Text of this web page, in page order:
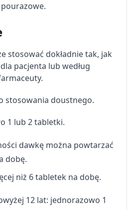
stosować dokładnie tak, jak
pacjenta lub według
stosowania doustnego.
1 lub 2 tabletki.
dawkę można powtarzać
dobę.
niż 6 tabletek na dobę.
12 lat: jednorazowo 1